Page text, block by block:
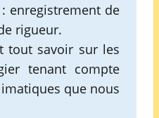
enregistrement de
rigueur.
tout savoir sur les
tenant compte
que nous